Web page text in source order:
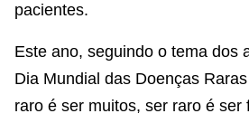
pacientes.
Este ano, seguindo o tema dos
Dia Mundial das Doenças
raro é ser muitos, ser raro é ser